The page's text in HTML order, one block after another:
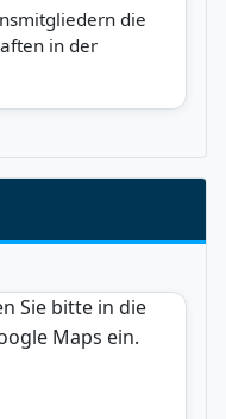
die
in der
Sie bitte in die
Maps ein.